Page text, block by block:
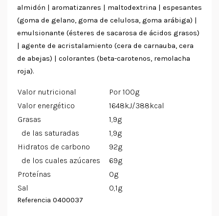
almidón | aromatizanres | maltodextrina | espesantes
(goma de gelano, goma de celulosa, goma arábiga) |
emulsionante (ésteres de sacarosa de ácidos grasos)
| agente de acristalamiento (cera de carnauba, cera
de abejas) | colorantes (beta-carotenos, remolacha
roja).
Valor nutricional
Por 100g
Valor energético
1648kJ/388kcal
Grasas
1,9g
de las saturadas
1,9g
Hidratos de carbono
92g
de los cuales azúcares
69g
Proteínas
0g
Sal
0,1g
Referencia 0400037